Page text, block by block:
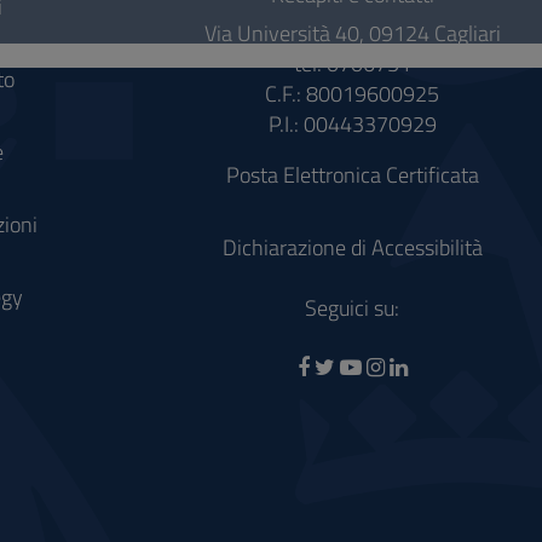
Via Università 40, 09124 Cagliari
tel. 0706751
C.F.: 80019600925
P.I.: 00443370929
Posta Elettronica Certificata
Dichiarazione di Accessibilità
Seguici su: